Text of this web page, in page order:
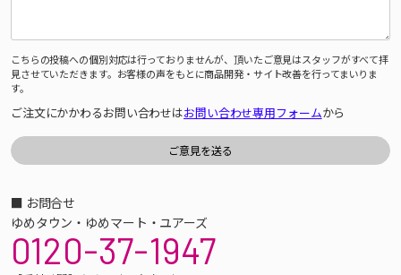
こちらの投稿への個別対応は行っておりませんが、頂いたご意見はスタッフがすべて拝
見させていただきます。お客様の声をもとに商品開発・サイト改善を行ってまいりま
す。
ご注文にかかわるお問い合わせはお問い合わせ専用フォームから
■ お問合せ
ゆめタウン・ゆめマート・ユアーズ
0120-37-1947